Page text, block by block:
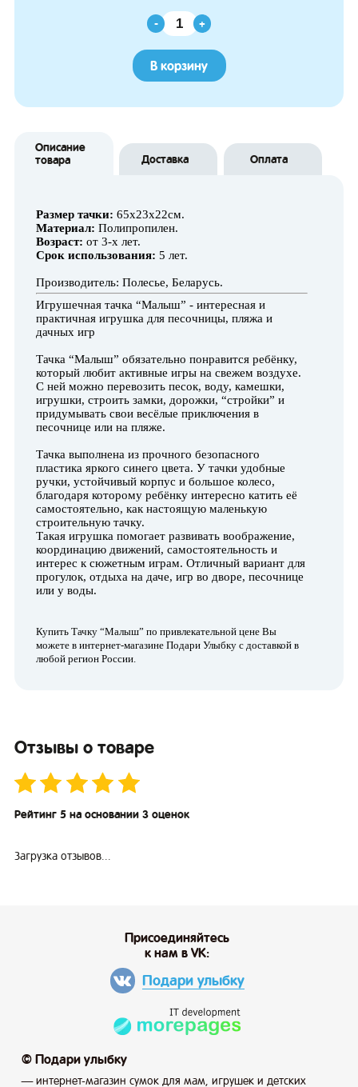
- +
В корзину
Описание
товара
Доставка Оплата
Размер тачки: 65х23х22см.
Материал: Полипропилен.
Возраст: от 3-х лет.
Срок использования: 5 лет.
Производитель: Полесье, Беларусь.
Игрушечная тачка “Малыш” - интересная и
практичная игрушка для песочницы, пляжа и
дачных игр
Тачка “Малыш” обязательно понравится ребёнку,
который любит активные игры на свежем воздухе.
С ней можно перевозить песок, воду, камешки,
игрушки, строить замки, дорожки, “стройки” и
придумывать свои весёлые приключения в
песочнице или на пляже.
Тачка выполнена из прочного безопасного
пластика яркого синего цвета. У тачки удобные
ручки, устойчивый корпус и большое колесо,
благодаря которому ребёнку интересно катить её
самостоятельно, как настоящую маленькую
строительную тачку.
Такая игрушка помогает развивать воображение,
координацию движений, самостоятельность и
интерес к сюжетным играм. Отличный вариант для
прогулок, отдыха на даче, игр во дворе, песочнице
или у воды.
Купить Тачку “Малыш” по привлекательной цене Вы
можете в интернет-магазине Подари Улыбку с доставкой в
любой регион России.
Отзывы о товаре
Рейтинг 5 на основании 3 оценок
Загрузка отзывов...
© Подари улыбку
— интернет-магазин сумок для мам, игрушек и детских
Присоединяйтесь
к нам в VK:
Подари улыбку